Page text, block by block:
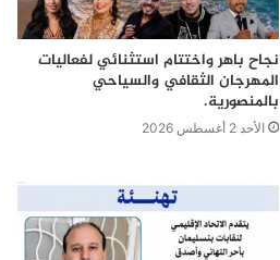
نجاح باهر واختتام استثنائي لفعاليات
المهرجان الثقافي والسياحي
بالمنصورية.
الأحد 2 أغسطس 2026